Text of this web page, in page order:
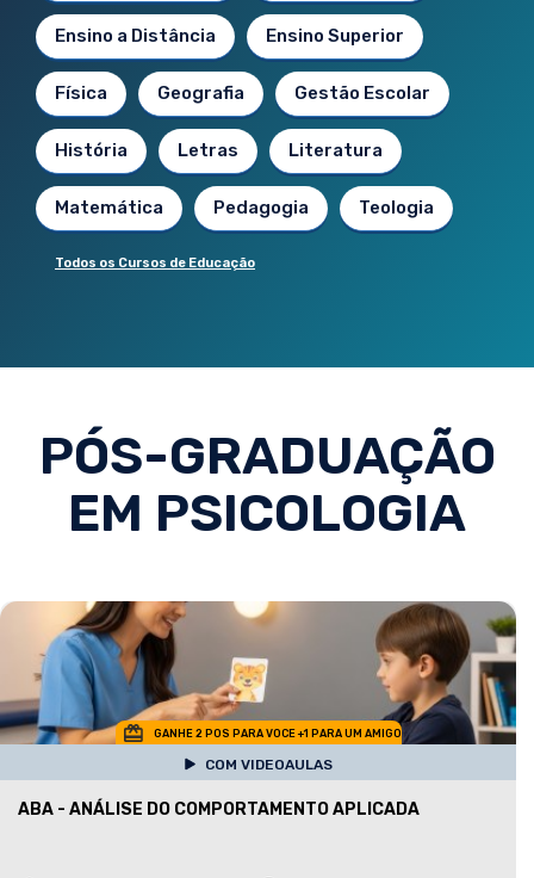
Ensino a Distância Ensino Superior
Física Geografia Gestão Escolar
História Letras Literatura
Matemática Pedagogia Teologia
Todos os Cursos de Educação
PÓS-GRADUAÇÃO
EM PSICOLOGIA
GANHE 2 POS PARA VOCE +1 PARA UM AMIGO
COM VIDEOAULAS
ABA - ANÁLISE DO COMPORTAMENTO APLICADA